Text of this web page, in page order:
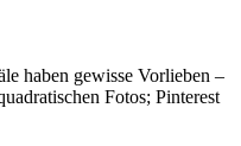
haben gewisse Vorlieben –
Fotos; Pinterest